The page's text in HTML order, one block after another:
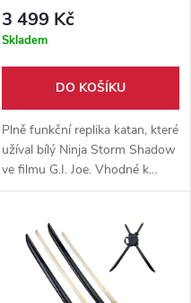
3 499 Kč
Skladem
DO KOŠÍKU
Plně funkční replika katan, které
užíval bílý Ninja Storm Shadow
ve filmu G.I. Joe. Vhodné k
tréninku seků. Součástí balení